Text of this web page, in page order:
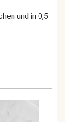
und in 0,5